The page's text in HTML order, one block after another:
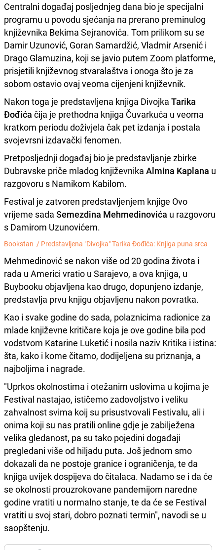
Centralni događaj posljednjeg dana bio je specijalni
programu u povodu sjećanja na prerano preminulog
književnika Bekima Sejranovića. Tom prilikom su se
Damir Uzunović, Goran Samardžić, Vladmir Arsenić i
Drago Glamuzina, koji se javio putem Zoom platforme,
prisjetili književnog stvaralaštva i onoga što je za
sobom ostavio ovaj veoma cijenjeni književnik.
Nakon toga je predstavljena knjiga Divojka Tarika
Đođića čija je prethodna knjiga Čuvarkuća u veoma
kratkom periodu doživjela čak pet izdanja i postala
svojevrsni izdavački fenomen.
Pretposljednji događaj bio je predstavljanje zbirke
Dubravske priče mladog književnika Almina Kaplana u
razgovoru s Namikom Kabilom.
Festival je zatvoren predstavljenjem knjige Ovo
vrijeme sada Semezdina Mehmedinovića u razgovoru
s Damirom Uzunovićem.
Bookstan / Predstavljena "Divojka" Tarika Đođića: Knjiga puna srca
Mehmedinović se nakon više od 20 godina života i
rada u Americi vratio u Sarajevo, a ova knjiga, u
Buybooku objavljena kao drugo, dopunjeno izdanje,
predstavlja prvu knjigu objavljenu nakon povratka.
Kao i svake godine do sada, polaznicima radionice za
mlade književne kritičare koja je ove godine bila pod
vodstvom Katarine Luketić i nosila naziv Kritika i istina:
šta, kako i kome čitamo, dodijeljena su priznanja, a
najboljima i nagrade.
"Uprkos okolnostima i otežanim uslovima u kojima je
Festival nastajao, ističemo zadovoljstvo i veliku
zahvalnost svima koij su prisustvovali Festivalu, ali i
onima koji su nas pratili online gdje je zabilježena
velika gledanost, pa su tako pojedini događaji
pregledani više od hiljadu puta. Još jednom smo
dokazali da ne postoje granice i ograničenja, te da
knjiga uvijek dospijeva do čitalaca. Nadamo se i da će
se okolnosti prouzrokovane pandemijom naredne
godine vratiti u normalno stanje, te da će se Festival
vratiti u svoj stari, dobro poznati termin", navodi se u
saopštenju.